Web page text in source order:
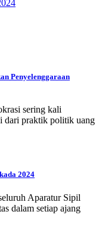
Penyelenggaraan
sering kali
dari praktik politik uang
2024
Aparatur Sipil
dalam setiap ajang